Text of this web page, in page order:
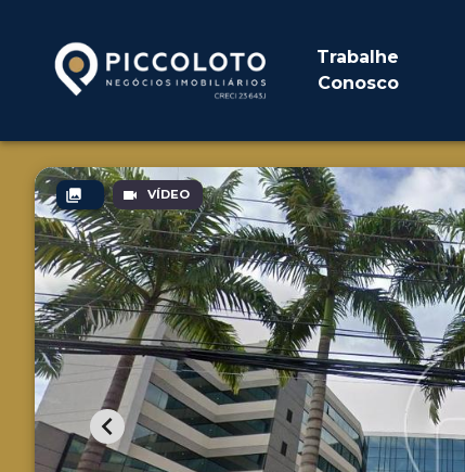
Trabalhe
Conosco
VÍDEO